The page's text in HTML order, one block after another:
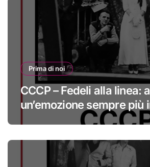
Prima di noi
CCCP – Fedeli alla linea:
un’emozione sempre più
#primadinoi